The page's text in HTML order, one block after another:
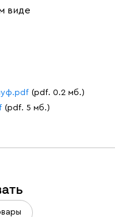
виде
(pdf. 0.2 мб.)
(pdf. 5 мб.)